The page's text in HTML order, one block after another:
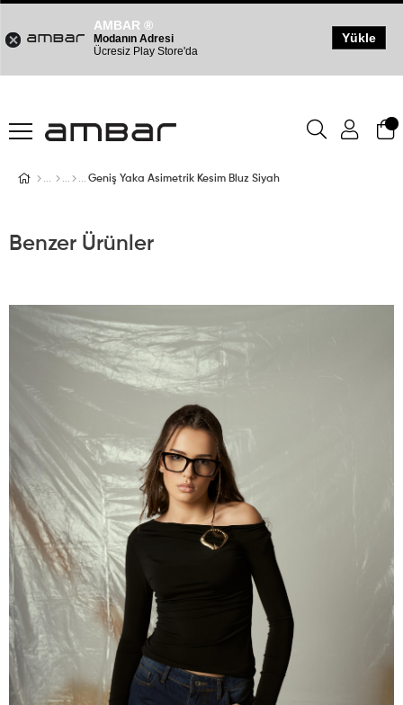
Geniş Yaka Asimetrik Kesim Bluz Siyah
Benzer Ürünler
AMBAR ®
Modanın Adresi
Ücresiz Play Store'da
Yükle